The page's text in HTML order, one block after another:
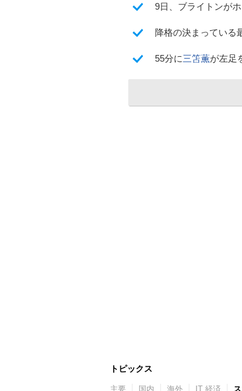
9日、ブライトンが
降格の決まっている
55分に三笘薫が左足
トピックス
主要 国内 海外 IT 経済